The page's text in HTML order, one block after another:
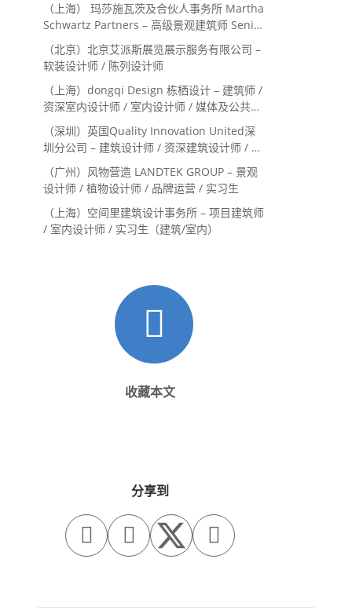
（上海） 玛莎施瓦茨及合伙人事务所 Martha
Schwartz Partners – 高级景观建筑师 Senior
Landscape Designer / 景观建筑师
Landscape Designer
（北京）北京艾派斯展览展示服务有限公司 –
软装设计师 / 陈列设计师
（上海）dongqi Design 栋栖设计 – 建筑师 /
资深室内设计师 / 室内设计师 / 媒体及公共关
系主管 / 设计实习生（常年招聘）
（深圳）英国Quality Innovation United深
圳分公司 – 建筑设计师 / 资深建筑设计师 / 室
内设计师 / 设计实习生
（广州）风物营造 LANDTEK GROUP – 景观
设计师 / 植物设计师 / 品牌运营 / 实习生
（上海）空间里建筑设计事务所 – 项目建筑师
/ 室内设计师 / 实习生（建筑/室内）
收藏本文
分享到
  